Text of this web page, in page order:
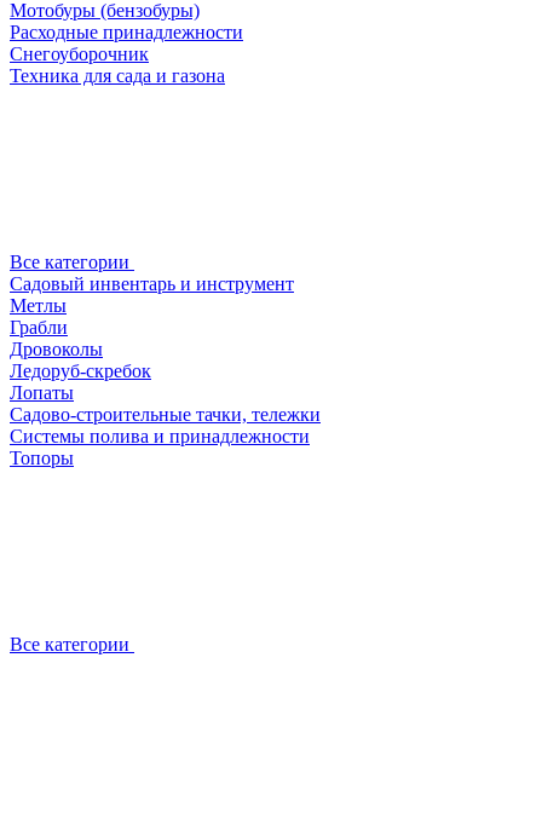
Мотобуры (бензобуры)
Расходные принадлежности
Снегоуборочник
Техника для сада и газона
Все категории
Садовый инвентарь и инструмент
Метлы
Грабли
Дровоколы
Ледоруб-скребок
Лопаты
Садово-строительные тачки, тележки
Системы полива и принадлежности
Топоры
Все категории